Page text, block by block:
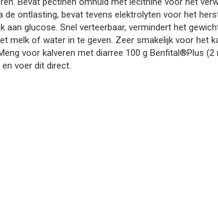
de ontlasting, bevat tevens elektrolyten voor het
aan glucose. Snel verteerbaar, vermindert het
melk of water in te geven. Zeer smakelijk voor het
voor kalveren met diarree 100 g Benfital®Plus
voer dit direct.